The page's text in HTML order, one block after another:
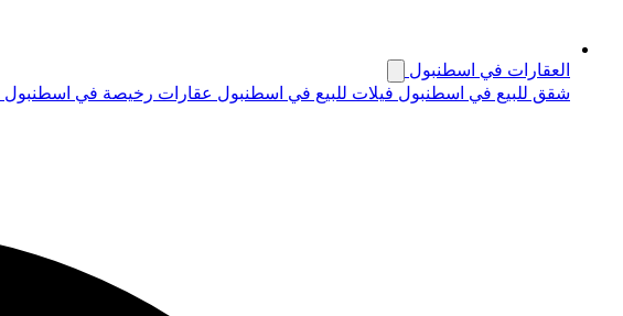
العقارات في اسطنبول
شقق للبيع في اسطنبول فيلات للبيع في اسطنبول عقارات رخيصة في اسطنبول